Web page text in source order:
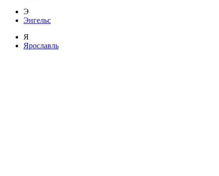
Э
Энгельс
Я
Ярославль